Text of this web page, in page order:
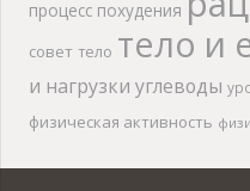
процесс похудения
совет тело тело и
и нагрузки углеводы
физическая активность